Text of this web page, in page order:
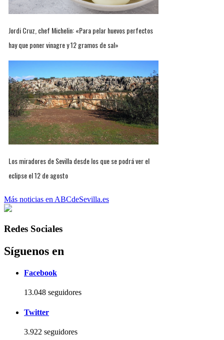
Jordi Cruz, chef Michelin: «Para pelar huevos perfectos
hay que poner vinagre y 12 gramos de sal»
Los miradores de Sevilla desde los que se podrá ver el
eclipse el 12 de agosto
Más noticias en ABCdeSevilla.es
Redes Sociales
Síguenos en
Facebook
13.048 seguidores
Twitter
3.922 seguidores